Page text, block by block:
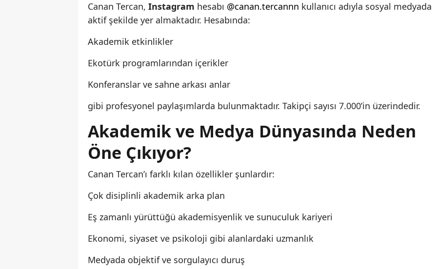
Canan Tercan, Instagram hesabı @canan.tercannn kullanıcı adıyla sosyal medyada
aktif şekilde yer almaktadır. Hesabında:
Akademik etkinlikler
Ekotürk programlarından içerikler
Konferanslar ve sahne arkası anlar
gibi profesyonel paylaşımlarda bulunmaktadır. Takipçi sayısı 7.000’in üzerindedir.
Akademik ve Medya Dünyasında Neden
Öne Çıkıyor?
Canan Tercan’ı farklı kılan özellikler şunlardır:
Çok disiplinli akademik arka plan
Eş zamanlı yürüttüğü akademisyenlik ve sunuculuk kariyeri
Ekonomi, siyaset ve psikoloji gibi alanlardaki uzmanlık
Medyada objektif ve sorgulayıcı duruş